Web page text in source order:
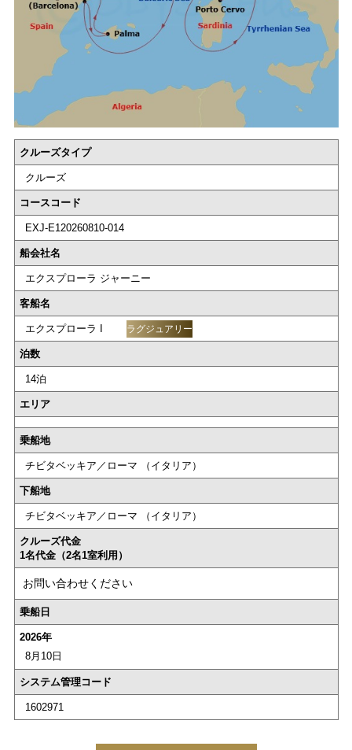
クルーズタイプ
クルーズ
コースコード
EXJ-E120260810-014
船会社名
エクスプローラ ジャーニー
客船名
エクスプローラ I ラグジュアリー
泊数
14泊
エリア
乗船地
チビタベッキア／ローマ （イタリア）
下船地
チビタベッキア／ローマ （イタリア）
クルーズ代金
1名代金（2名1室利用）
お問い合わせください
乗船日
2026年
8月10日
システム管理コード
1602971